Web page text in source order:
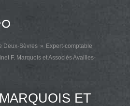
Deux-Sèvres
Expert-comptable
F. Marquois et Associés Availles-
ET